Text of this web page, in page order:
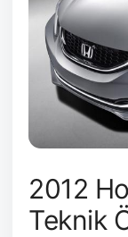
2012
Teknik